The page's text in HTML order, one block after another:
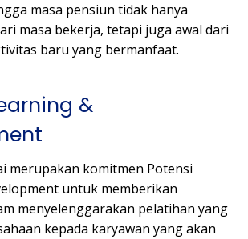
masa pensiun tidak hanya
masa bekerja, tetapi juga awal dari
baru yang bermanfaat.
&
merupakan komitmen Potensi
untuk memberikan
menyelenggarakan pelatihan yang
kepada karyawan yang akan